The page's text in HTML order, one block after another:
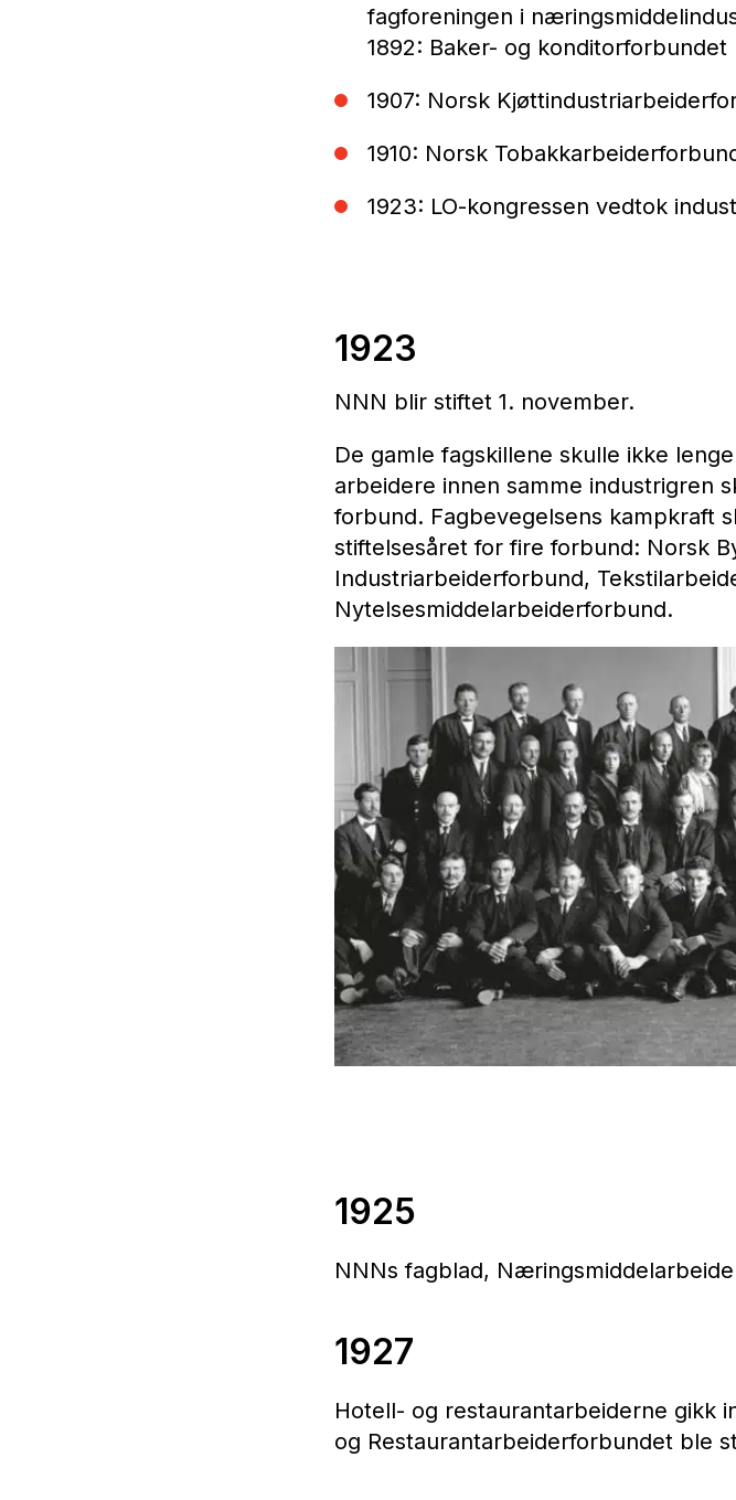
fagforeningen i
1892: Baker- og konditorforbundet
1907: Norsk
1910: Norsk
1923: LO-kongressen vedtok
1923
NNN blir stiftet 1. november.
De gamle fagskillene skulle ikke
arbeidere innen samme industrigren
forbund. Fagbevegelsens kampkraft
stiftelsesåret for fire forbund: Norsk
Industriarbeiderforbund,
Nytelsesmiddelarbeiderforbund.
1925
NNNs fagblad,
1927
Hotell- og restaurantarbeiderne gikk
og Restaurantarbeiderforbundet ble